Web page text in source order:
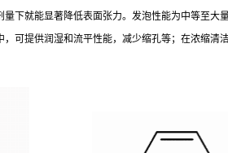
量下就能显著降低表面张力。发泡性能为中等至
可提供润湿和流平性能，减少缩孔等；在浓缩